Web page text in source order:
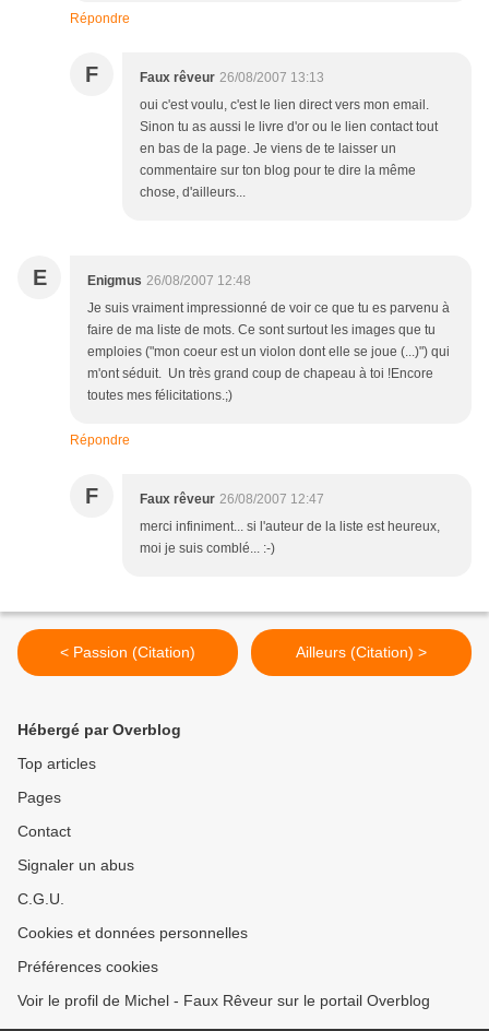
Répondre
F Faux rêveur 26/08/2007 13:13
oui c'est voulu, c'est le lien direct vers mon email.
Sinon tu as aussi le livre d'or ou le lien contact tout
en bas de la page. Je viens de te laisser un
commentaire sur ton blog pour te dire la même
chose, d'ailleurs...
E Enigmus 26/08/2007 12:48
Je suis vraiment impressionné de voir ce que tu es parvenu à
faire de ma liste de mots. Ce sont surtout les images que tu
emploies ("mon coeur est un violon dont elle se joue (...)") qui
m'ont séduit. Un très grand coup de chapeau à toi !Encore
toutes mes félicitations.;)
Répondre
F Faux rêveur 26/08/2007 12:47
merci infiniment... si l'auteur de la liste est heureux,
moi je suis comblé... :-)
< Passion (Citation) Ailleurs (Citation) >
Hébergé par Overblog
Top articles
Pages
Contact
Signaler un abus
C.G.U.
Cookies et données personnelles
Préférences cookies
Voir le profil de Michel - Faux Rêveur sur le portail Overblog